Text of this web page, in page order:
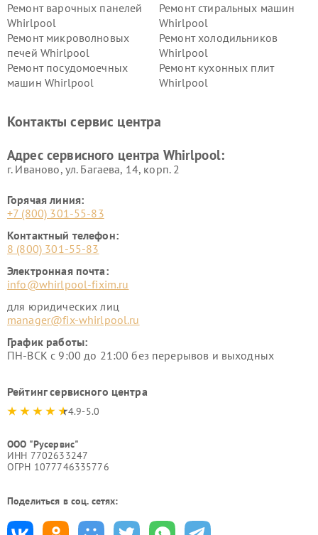
Ремонт варочных панелей
Whirlpool
Ремонт стиральных машин
Whirlpool
Ремонт микроволновых
печей Whirlpool
Ремонт холодильников
Whirlpool
Ремонт посудомоечных
машин Whirlpool
Ремонт кухонных плит
Whirlpool
Контакты сервис центра
Адрес сервисного центра Whirlpool:
г. Иваново, ул. Багаева, 14, корп. 2
Горячая линия:
+7 (800) 301-55-83
Контактный телефон:
8 (800) 301-55-83
Электронная почта:
info@whirlpool-fixim.ru
для юридических лиц
manager@fix-whirlpool.ru
График работы:
ПН-ВСК с 9:00 до 21:00 без перерывов и выходных
Рейтинг сервисного центра
4.9-5.0
ООО "Русервис"
ИНН 7702633247
ОГРН 1077746335776
Поделиться в соц. сетях: